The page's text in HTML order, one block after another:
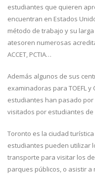
estudiantes que quieren
encuentran en Estados
método de trabajo y su
atesoren numerosas
ACCET, PCTIA…
Además algunos de sus
examinadoras para TOEFL y
estudiantes han pasado
visitados por estudiantes
Toronto es la ciudad
estudiantes pueden utilizar
transporte para visitar los
parques públicos, o asistir